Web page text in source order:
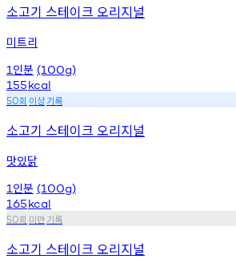
소고기 스테이크 오리지널
미트리
1 인분 (100g)
155kcal
50회 이상기록
소고기 스테이크 오리지널
맛있닭
1 인분 (100g)
165kcal
50회 미만기록
소고기 스테이크 오리지널